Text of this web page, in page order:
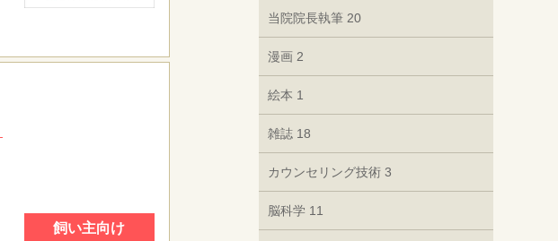
飼い主向け
当院院長執筆 20
漫画 2
絵本 1
雑誌 18
カウンセリング技術 3
脳科学 11